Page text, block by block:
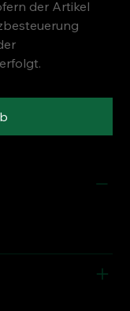
der Artikel